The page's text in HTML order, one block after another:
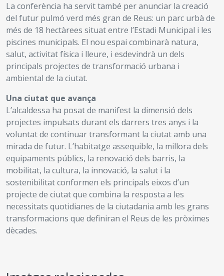
La conferència ha servit també per anunciar la creació
del futur pulmó verd més gran de Reus: un parc urbà de
més de 18 hectàrees situat entre l’Estadi Municipal i les
piscines municipals. El nou espai combinarà natura,
salut, activitat física i lleure, i esdevindrà un dels
principals projectes de transformació urbana i
ambiental de la ciutat.
Una ciutat que avança
L’alcaldessa ha posat de manifest la dimensió dels
projectes impulsats durant els darrers tres anys i la
voluntat de continuar transformant la ciutat amb una
mirada de futur. L’habitatge assequible, la millora dels
equipaments públics, la renovació dels barris, la
mobilitat, la cultura, la innovació, la salut i la
sostenibilitat conformen els principals eixos d’un
projecte de ciutat que combina la resposta a les
necessitats quotidianes de la ciutadania amb les grans
transformacions que definiran el Reus de les pròximes
dècades.